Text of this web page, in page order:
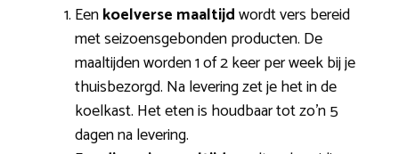
Eenkoelverse maaltijdwordt vers bereid
met seizoensgebonden producten. De
maaltijden worden 1 of 2 keer per week bij je
thuisbezorgd. Na levering zet je het in de
koelkast. Het eten is houdbaar tot zo’n 5
dagen na levering.